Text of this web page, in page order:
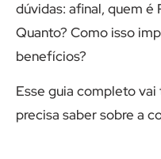
dúvidas: afinal, quem é
Quanto? Como isso
benefícios?
Esse guia completo
precisa saber sobre a